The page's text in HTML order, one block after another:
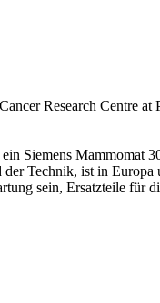
Research Centre
Siemens Mammomat
Technik, ist in
sein, Ersatzteile für